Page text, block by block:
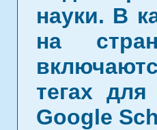
науки. В
на
тегах
Google